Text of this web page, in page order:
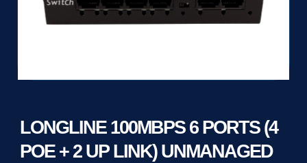
LONGLINE 100MBPS 6 PORTS (4
POE + 2 UP LINK) UNMANAGED